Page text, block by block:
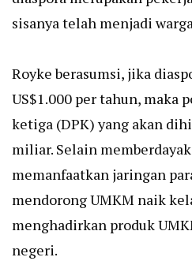
sisanya telah menjadi
Royke berasumsi, jika
US$1.000 per tahun, maka
ketiga (DPK) yang akan
miliar. Selain
memanfaatkan jaringan
mendorong UMKM naik
menghadirkan produk
negeri.